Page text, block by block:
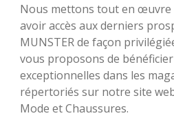
Nous mettons tout en œuvre
avoir accès aux derniers
MUNSTER de façon
vous proposons de
exceptionnelles dans les
répertoriés sur notre site
Mode et Chaussures.